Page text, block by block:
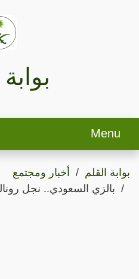
Menu
بوابة القلم
أخبار ومجتمع
بالزي السعودي.. نجل